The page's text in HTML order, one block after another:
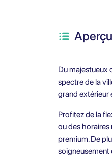
Aperçu
Du majestueux
spectre de la
grand extérieur
Profitez de la
ou des
premium. De
soigneusement